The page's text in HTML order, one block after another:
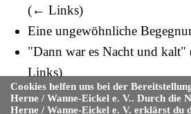
(← Links)
Eine ungewöhnliche
"Dann war es Nacht und
Links)
Cookies helfen uns bei der
Herne / Wanne-Eickel e. V.. Durch die
Herne / Wanne-Eickel e. V. erklärst du